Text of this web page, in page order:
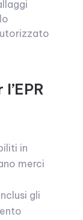
in
merci
gli